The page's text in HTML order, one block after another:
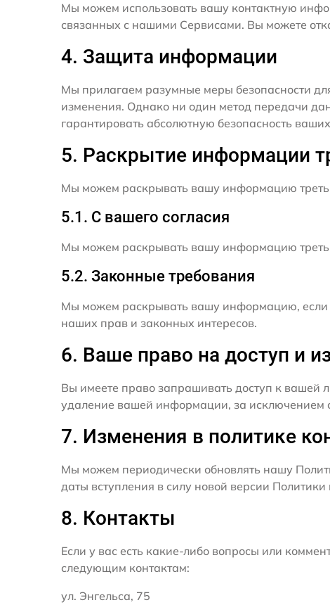
Мы можем использовать вашу контактную
связанных с нашими Сервисами. Вы можете
4. Защита информации
Мы прилагаем разумные меры безопасности
изменения. Однако ни один метод передачи
гарантировать абсолютную безопасность
5. Раскрытие информации
Мы можем раскрывать вашу информацию
5.1. С вашего согласия
Мы можем раскрывать вашу информацию
5.2. Законные требования
Мы можем раскрывать вашу информацию, если
наших прав и законных интересов.
6. Ваше право на доступ и
Вы имеете право запрашивать доступ к вашей
удаление вашей информации, за исключением
7. Изменения в политике
Мы можем периодически обновлять нашу
даты вступления в силу новой версии
8. Контакты
Если у вас есть какие-либо вопросы или
следующим контактам:
ул. Энгельса, 75